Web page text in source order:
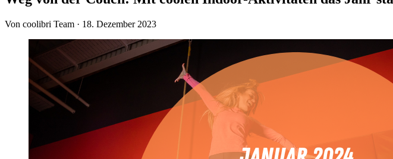
Von coolibri Team · 18. Dezember 2023